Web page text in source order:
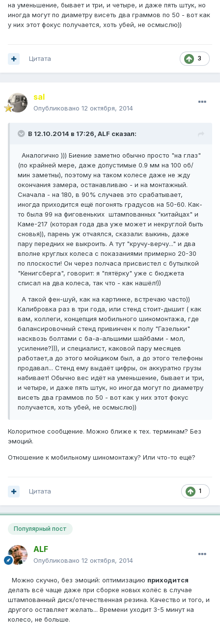
на уменьшение, бывает и три, и четыре, и даже пять штук, но
иногда могут по диаметру висеть два граммов по 50 - вот как
у них этот фокус получается, хоть убей, не осмыслю))
3
Цитата
saI
Опубликовано 12 октября, 2014
В 12.10.2014 в 17:26, ALF сказал:
Аналогично ))) Биение заметно обычно просто "на глаз"
(по крайней мере, даже допустимые 0.9 мм на 100 об/
мин заметны), поэтому на таком колесе даже не жду
окончания замера, останавливаю - и на монтажный.
Сначала - на 180, в 90% случаев это срабатывает,
иногда приходится ещё погонять градусов на 50-60. Как-
то была 99 на фиговеньких штампованных "китайцах" и
Каме-217 (которая года два уже может и некруглой быть
сновья)), парень уж отчаялся, сказали: выкинь, даже
пару передних не выкроить. А тут "кручу-верчу..." и два
вполне круглых колеса с показаниями примерно 20-30
по плоскости! Он через полчаса присвистел с бутылкой
"Кенигсберга", говорит: я "пятёрку" уже с бюджета
списал на два колеса, так что - как нашёл!))
А такой фен-шуй, как на картинке, встречаю часто))
Калибровка раз в три года, или стенд стоит-дышит ( как
вам, коллеги, концепция мобильного шиномонтажа, где
балансировочный стенд привинчен к полу "Газельки"
насквозь болтами с ба-а-альшими шайбами - мол,
усиление?))), и специалист, каковой пару месяцев
работает,а до этого мойщиком был, а до этого телефоны
продавал... Стенд ему выдаёт цифры, он аккуратно грузы
набивает! Обычно вес идёт на уменьшение, бывает и три,
и четыре, и даже пять штук, но иногда могут по диаметру
висеть два граммов по 50 - вот как у них этот фокус
получается, хоть убей, не осмыслю))
Колоритное сообщение. Можно ближе к тех. терминам? Без
эмоций.
Отношение к мобильному шиномонтажу? Или что-то ещё?
1
Цитата
Популярный пост
ALF
Опубликовано 12 октября, 2014
Можно скучно, без эмоций: оптимизацию приходится
делать всё чаще даже при сборке новых колёс в случае
штампованный диск/отечественная резина. Качество и того, и
другого оставляет желать... Времени уходит 3-5 минут на
колесо, не больше.